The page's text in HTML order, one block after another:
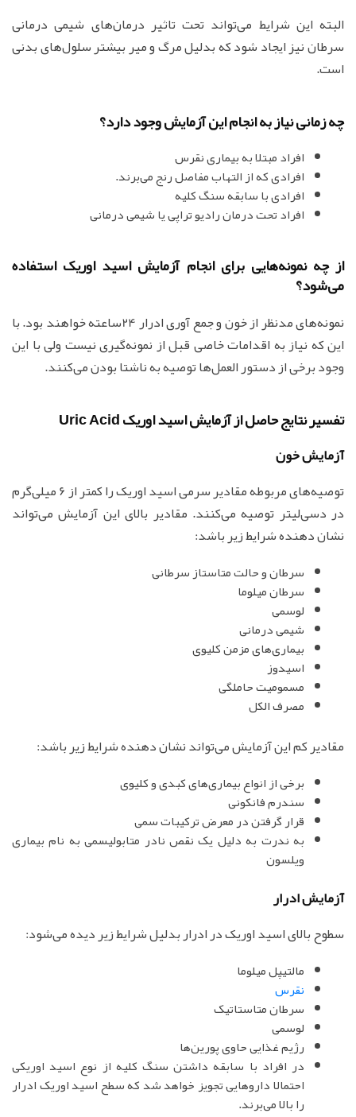
البته این شرایط می‌تواند تحت تاثیر درمان‌های شیمی درمانی
سرطان نیز ایجاد شود که بدلیل مرگ و میر بیشتر سلول‌های بدنی
است.
چه زمانی نیاز به انجام این آزمایش وجود دارد؟
افراد مبتلا به بیماری نقرس
افرادی که از التهاب مفاصل رنج می‌برند.
افرادی با سابقه سنگ کلیه
افراد تحت درمان رادیو تراپی یا شیمی درمانی
از چه نمونه‌هایی برای انجام آزمایش اسید اوریک استفاده
می‌شود؟
نمونه‌های مدنظر از خون و جمع آوری ادرار 24ساعته خواهند بود. با
این که نیاز به اقدامات خاصی قبل از نمونه‌گیری نیست ولی با این
وجود برخی از دستور العمل‌ها توصیه به ناشتا بودن می‌کنند.
تفسیر نتایج حاصل از آزمایش اسید اوریک Uric Acid
آزمایش خون
توصیه‌های مربوطه مقادیر سرمی اسید اوریک را کمتر از 6 میلی‌گرم
در دسی‌لیتر توصیه می‌کنند. مقادیر بالای این آزمایش می‌تواند
نشان دهنده شرایط زیر باشد:
سرطان و حالت متاستاز سرطانی
سرطان میلوما
لوسمی
شیمی درمانی
بیماری‌های مزمن کلیوی
اسیدوز
مسمومیت حاملگی
مصرف الکل
مقادیر کم این آزمایش می‌تواند نشان دهنده شرایط زیر باشد:
برخی از انواع بیماری‌های کبدی و کلیوی
سندرم فانکونی
قرار گرفتن در معرض ترکیبات سمی
به ندرت به دلیل یک نقص نادر متابولیسمی به نام بیماری
ویلسون
آزمایش ادرار
سطوح بالای اسید اوریک در ادرار بدلیل شرایط زیر دیده می‌شود:
مالتیپل میلوما
نقرس
سرطان متاستاتیک
لوسمی
رژیم غذایی حاوی پورین‌ها
در افراد با سابقه داشتن سنگ کلیه از نوع اسید اوریکی
احتمالا داروهایی تجویز خواهد شد که سطح اسید اوریک ادرار
را بالا می‌برند.